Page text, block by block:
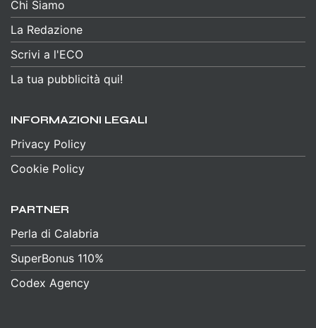
Chi Siamo
La Redazione
Scrivi a l'ECO
La tua pubblicità qui!
INFORMAZIONI LEGALI
Privacy Policy
Cookie Policy
PARTNER
Perla di Calabria
SuperBonus 110%
Codex Agency